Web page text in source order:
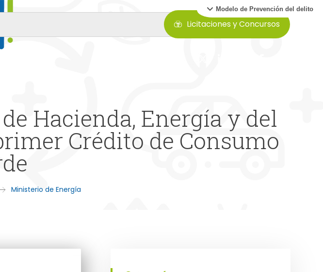
Modelo de Prevención del delito
Licitaciones y Concursos
Hacienda, Energía y del
Crédito de Consumo
Ministerio de Energía